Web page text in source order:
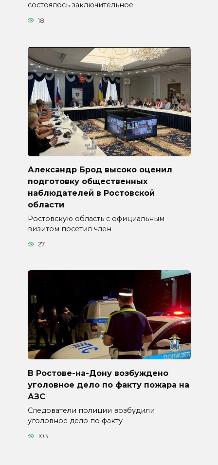
состоялось заключительное
18
Александр Брод высоко оценил
подготовку общественных
наблюдателей в Ростовской
области
Ростовскую область с официальным
визитом посетил член
27
В Ростове-на-Дону возбуждено
уголовное дело по факту пожара на
АЗС
Следователи полиции возбудили
уголовное дело по факту
103